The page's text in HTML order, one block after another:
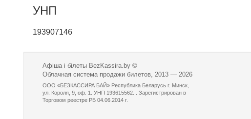
УНП
193907146
Афіша і білеты BezKassira.by ©
Облачная система продажи билетов, 2013 — 2026
ООО «БЕЗКАССИРА БАЙ» Республика Беларусь г. Минск,
ул. Короля, 9, оф. 1. УНП 193615562. . Зарегистрирован в
Торговом реестре РБ 04.06.2014 г.